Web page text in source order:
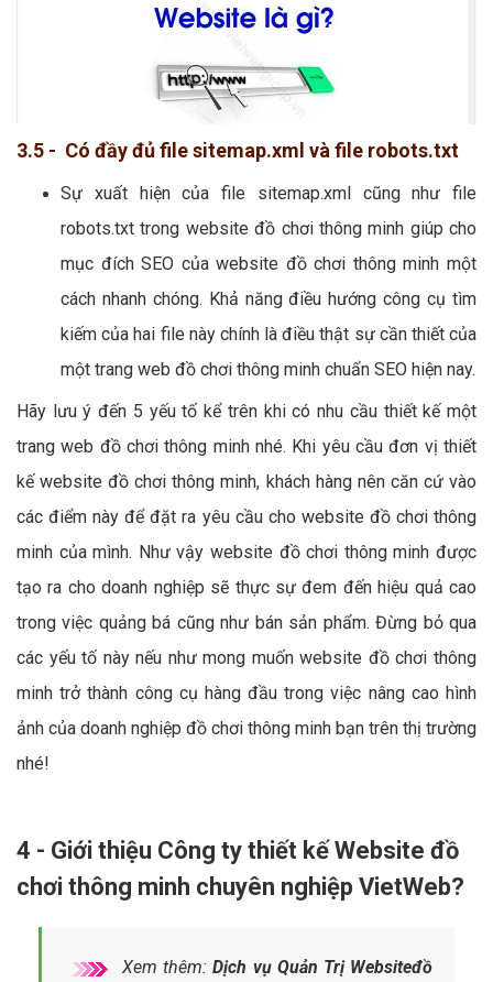
3.5 - Có đầy đủ file sitemap.xml và file robots.txt
Sự xuất hiện của file sitemap.xml cũng như file
robots.txt trong website đồ chơi thông minh giúp cho
mục đích SEO của website đồ chơi thông minh một
cách nhanh chóng. Khả năng điều hướng công cụ tìm
kiếm của hai file này chính là điều thật sự cần thiết của
một trang web đồ chơi thông minh chuẩn SEO hiện nay.
Hãy lưu ý đến 5 yếu tố kể trên khi có nhu cầu thiết kế một
trang web đồ chơi thông minh nhé. Khi yêu cầu đơn vị thiết
kế website đồ chơi thông minh, khách hàng nên căn cứ vào
các điểm này để đặt ra yêu cầu cho website đồ chơi thông
minh của mình. Như vậy website đồ chơi thông minh được
tạo ra cho doanh nghiệp sẽ thực sự đem đến hiệu quả cao
trong việc quảng bá cũng như bán sản phẩm. Đừng bỏ qua
các yếu tố này nếu như mong muốn website đồ chơi thông
minh trở thành công cụ hàng đầu trong việc nâng cao hình
ảnh của doanh nghiệp đồ chơi thông minh bạn trên thị trường
nhé!
4 - Giới thiệu Công ty thiết kế Website đồ
chơi thông minh chuyên nghiệp VietWeb?
Xem thêm:Dịch vụ Quản Trị Websiteđồ